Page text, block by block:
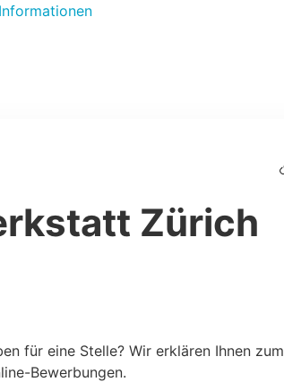
Informationen
Zürich
für eine Stelle? Wir erklären Ihnen zum
Bewerbungen.